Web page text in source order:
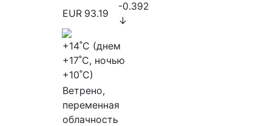
EUR 93.19
-0.392
↓
+14˚C (днем
+17˚C, ночью
+10˚C)
Ветрено,
переменная
облачность